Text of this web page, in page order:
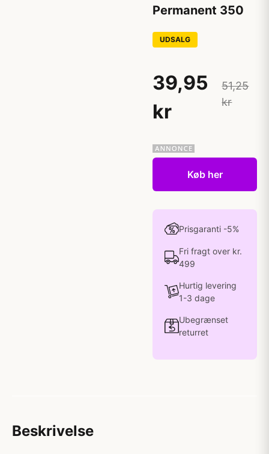
Permanent 350
UDSALG
39,95
kr
51,25
kr
Køb her
Prisgaranti -5%
Fri fragt over kr.
499
Hurtig levering
1-3 dage
Ubegrænset
returret
Beskrivelse